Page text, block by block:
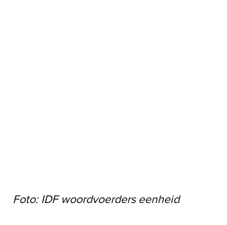
Foto: IDF woordvoerders eenheid